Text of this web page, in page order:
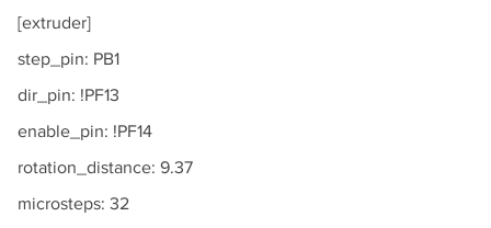
[extruder]
step_pin: PB1
dir_pin: !PF13
enable_pin: !PF14
rotation_distance: 9.37
microsteps: 32